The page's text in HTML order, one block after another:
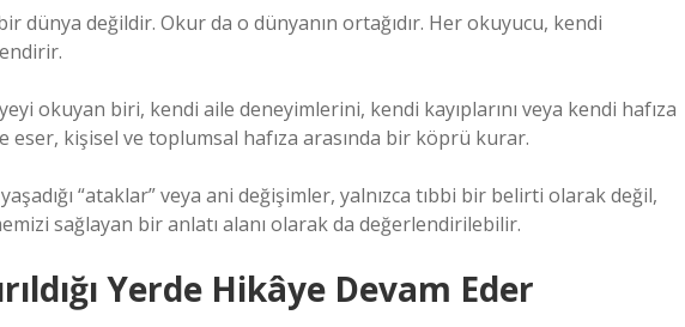
dünya değildir. Okur da o dünyanın ortağıdır. Her okuyucu, kendi
okuyan biri, kendi aile deneyimlerini, kendi kayıplarını veya kendi hafıza
eser, kişisel ve toplumsal hafıza arasında bir köprü kurar.
“ataklar” veya ani değişimler, yalnızca tıbbi bir belirti olarak değil,
sağlayan bir anlatı alanı olarak da değerlendirilebilir.
Yerde Hikâye Devam Eder